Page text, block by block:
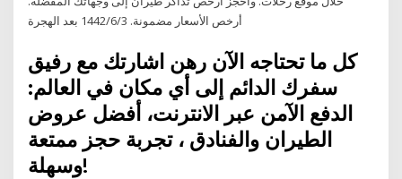
أرخص الأسعار مضمونة. 3‏‏/6‏‏/1442 بعد الهجرة
كل ما تحتاجه الآن رهن اشارتك مع رفيق
سفرك الدائم إلى أي مكان في العالم:
الدفع الآمن عبر الانترنت، أفضل عروض
الطيران والفنادق ، تجربة حجز ممتعة
وسهلة!